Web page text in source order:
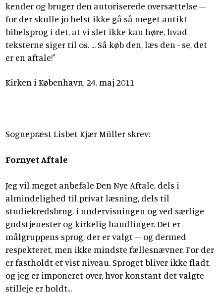
kender og bruger den autoriserede oversættelse –
for der skulle jo helst ikke gå så meget antikt
bibelsprog i det, at vi slet ikke kan høre, hvad
teksterne siger til os. ... Så køb den, læs den - se, det
er en aftale!"
Kirken i København, 24. maj 2011
Sognepræst Lisbet Kjær Müller skrev:
Fornyet Aftale
Jeg vil meget anbefale Den Nye Aftale, dels i
almindelighed til privat læsning, dels til
studiekredsbrug, i undervisningen og ved særlige
gudstjenester og kirkelig handlinger. Det er
målgruppens sprog, der er valgt – og dermed
respekteret, men ikke mindste fællesnævner. For der
er fastholdt et vist niveau. Sproget bliver ikke fladt,
og jeg er imponeret over, hvor konstant det valgte
stilleje er holdt...